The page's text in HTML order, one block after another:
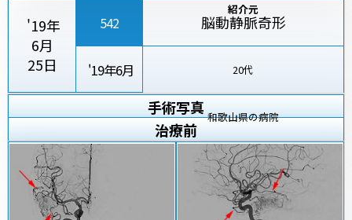
紹介元
'19年
6月
25日
542
'19年6月
脳動静脈奇形
20代
和歌山県の病院
手術写真
治療前